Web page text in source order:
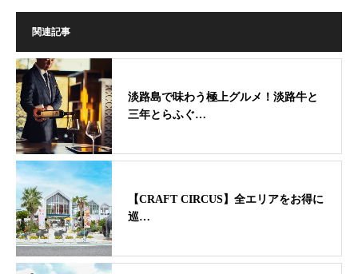
関連記事
淡路島で味わう極上グルメ！淡路牛と
三年とらふぐ…
【CRAFT CIRCUS】全エリアをお得に
巡…